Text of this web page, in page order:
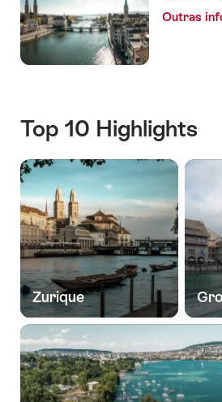
Outras
Top 10 Highlights
Zurique